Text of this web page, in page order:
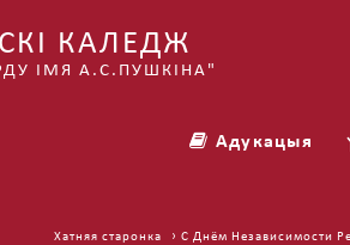
КАЛЕДЖ
ІМЯ А.С.ПУШКІНА"
Адукацыя
Хатняя старонка › С Днём Независимости